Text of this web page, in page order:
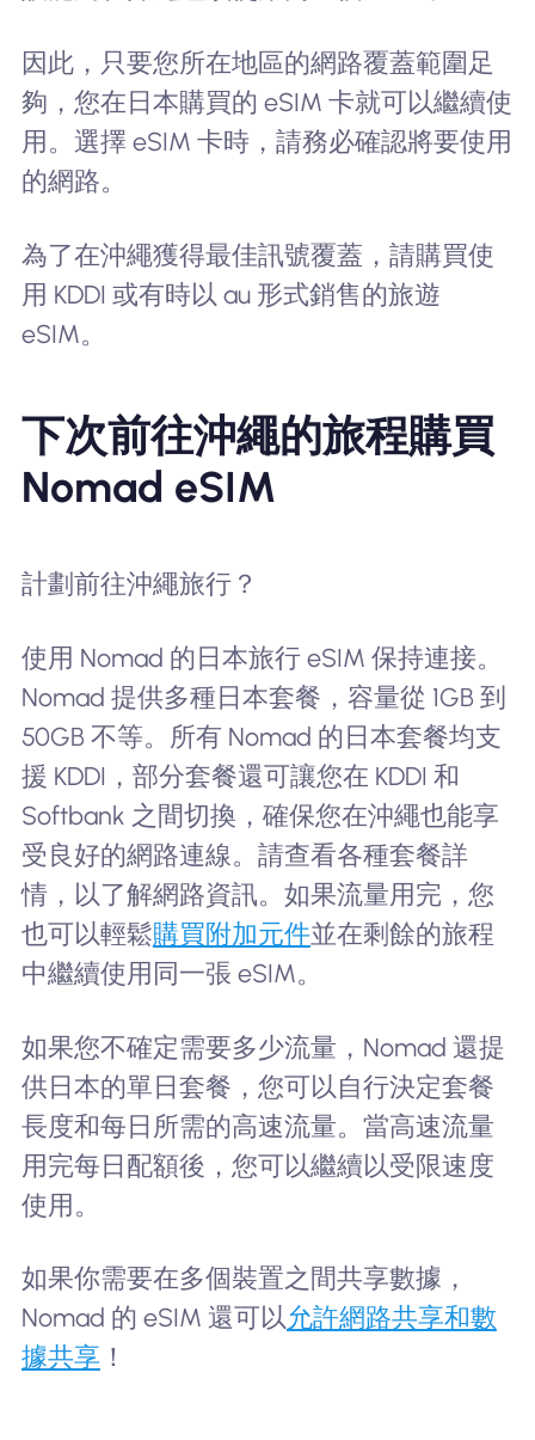
因此，只要您所在地區的網路覆蓋範圍足
夠，您在日本購買的 eSIM 卡就可以繼續使
用。選擇 eSIM 卡時，請務必確認將要使用
的網路。
為了在沖繩獲得最佳訊號覆蓋，請購買使
用 KDDI 或有時以 au 形式銷售的旅遊
eSIM。
下次前往沖繩的旅程購買
Nomad eSIM
計劃前往沖繩旅行？
使用 Nomad 的日本旅行 eSIM 保持連接。
Nomad 提供多種日本套餐，容量從 1GB 到
50GB 不等。所有 Nomad 的日本套餐均支
援 KDDI，部分套餐還可讓您在 KDDI 和
Softbank 之間切換，確保您在沖繩也能享
受良好的網路連線。請查看各種套餐詳
情，以了解網路資訊。如果流量用完，您
也可以輕鬆購買附加元件並在剩餘的旅程
中繼續使用同一張 eSIM。
如果您不確定需要多少流量，Nomad 還提
供日本的單日套餐，您可以自行決定套餐
長度和每日所需的高速流量。當高速流量
用完每日配額後，您可以繼續以受限速度
使用。
如果你需要在多個裝置之間共享數據，
Nomad 的 eSIM 還可以允許網路共享和數
據共享 ！